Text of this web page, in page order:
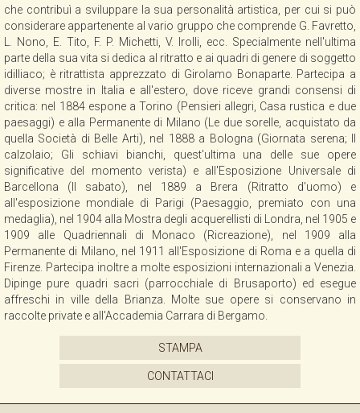
che contribuì a sviluppare la sua personalità artistica, per cui si può
considerare appartenente al vario gruppo che comprende G. Favretto,
L. Nono, E. Tito, F. P. Michetti, V. Irolli, ecc. Specialmente nell'ultima
parte della sua vita si dedica al ritratto e ai quadri di genere di soggetto
idilliaco; è ritrattista apprezzato di Girolamo Bonaparte. Partecipa a
diverse mostre in Italia e all'estero, dove riceve grandi consensi di
critica: nel 1884 espone a Torino (Pensieri allegri, Casa rustica e due
paesaggi) e alla Permanente di Milano (Le due sorelle, acquistato da
quella Società di Belle Arti), nel 1888 a Bologna (Giornata serena; Il
calzolaio; Gli schiavi bianchi, quest'ultima una delle sue opere
significative del momento verista) e all'Esposizione Universale di
Barcellona (Il sabato), nel 1889 a Brera (Ritratto d'uomo) e
all'esposizione mondiale di Parigi (Paesaggio, premiato con una
medaglia), nel 1904 alla Mostra degli acquerellisti di Londra, nel 1905 e
1909 alle Quadriennali di Monaco (Ricreazione), nel 1909 alla
Permanente di Milano, nel 1911 all'Esposizione di Roma e a quella di
Firenze. Partecipa inoltre a molte esposizioni internazionali a Venezia.
Dipinge pure quadri sacri (parrocchiale di Brusaporto) ed esegue
affreschi in ville della Brianza. Molte sue opere si conservano in
raccolte private e all'Accademia Carrara di Bergamo.
STAMPA
CONTATTACI
ACQUISTIAMO
CONTATTI
NEWSLETTER
COLLABORAZIONI
VIDEO